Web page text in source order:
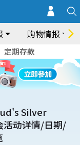
购物情报
定期存款
Silver
动详情/日期/